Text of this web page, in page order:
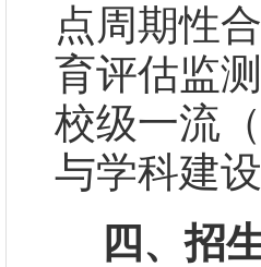
点周期性
育评估监
校级一流
与学科建
四、招